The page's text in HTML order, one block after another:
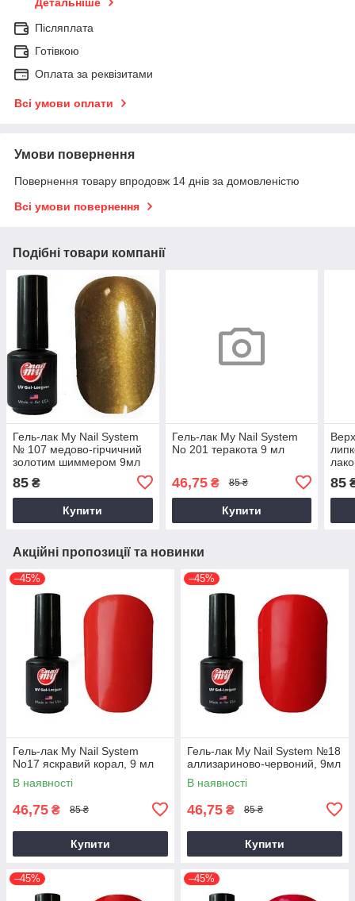
Детальніше
Післяплата
Готівкою
Оплата за реквізитами
Всі умови оплати
Умови повернення
Повернення товару впродовж 14 днів за домовленістю
Всі умови повернення
Подібні товари компанії
Гель-лак My Nail System
№ 107 медово-гірчичний
золотим шиммером 9мл
85 ₴
Купити
Гель-лак My Nail System
No 201 теракота 9 мл
46,75₴ 85 ₴
Купити
85
Акційні пропозиції та новинки
–45%
Гель-лак My Nail System
No17 яскравий корал, 9 мл
В наявності
46,75 ₴ 85 ₴
Купити
–45%
Гель-лак My Nail System №18
аллизариново-червоний, 9мл
В наявності
46,75 ₴ 85 ₴
Купити
–45% –45%